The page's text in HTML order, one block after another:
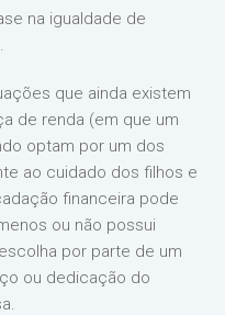
na igualdade de
que ainda existem
de renda (em que um
optam por um dos
ao cuidado dos filhos e
financeira pode
ou não possui
por parte de um
ou dedicação do